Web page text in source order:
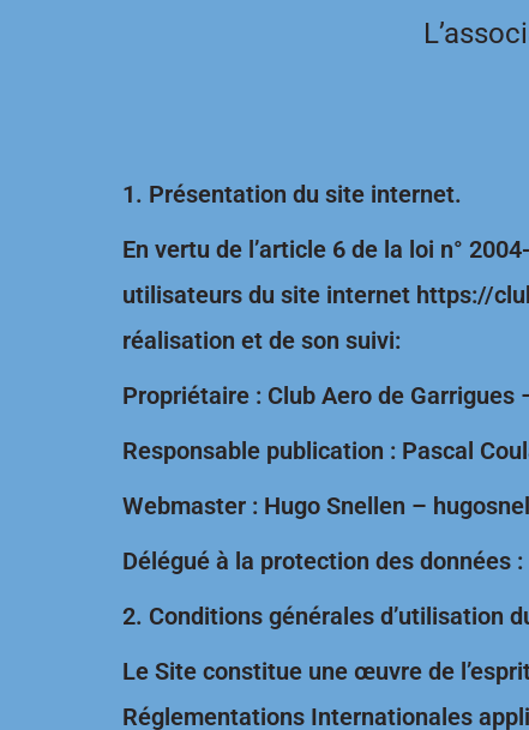
content
1. Présentation du site internet.
En vertu de l’article 6 de la loi n°
utilisateurs du site internet https://
réalisation et de son suivi:
Propriétaire : Club Aero de
Responsable publication : Pascal
Webmaster : Hugo Snellen –
Délégué à la protection des données
2. Conditions générales d’utilisation
Le Site constitue une œuvre de
Réglementations Internationales